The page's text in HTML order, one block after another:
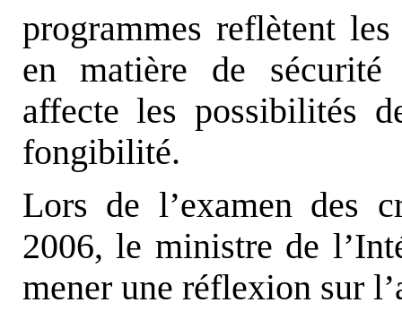
programmes reflètent
en matière de
affecte les possibilités
fongibilité.
Lors de l’examen des
2006, le ministre de
mener une réflexion sur